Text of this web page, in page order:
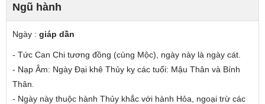
Ngũ hành
Ngày : giáp dần
- Tức Can Chi tương đồng (cùng Mộc), ngày này là ngày cát.
- Nạp Âm: Ngày Đại khê Thủy kỵ các tuổi: Mậu Thân và Bính
Thân.
- Ngày này thuộc hành Thủy khắc với hành Hỏa, ngoại trừ các